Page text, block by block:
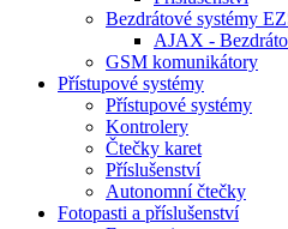
Bezdrátové systémy
AJAX -
GSM komunikátory
Přístupové systémy
Přístupové systémy
Kontrolery
Čtečky karet
Příslušenství
Autonomní čtečky
Fotopasti a příslušenství